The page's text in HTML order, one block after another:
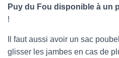
Puy du Fou disponible à un
!
Il faut aussi avoir un sac
glisser les jambes en cas de